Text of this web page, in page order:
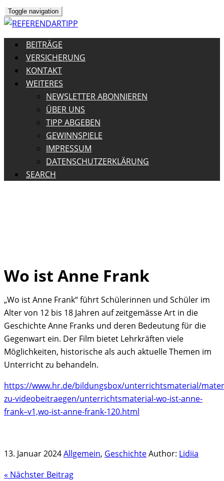
Toggle navigation
BEITRÄGE
VERSICHERUNG
KONTAKT
WEITERES
NEWSLETTER ABONNIEREN
ÜBER UNS
TIPP ABGEBEN
GEWINNSPIELE
IMPRESSUM
DATENSCHUTZERKLÄRUNG
SEARCH
Skip
content
Wo ist Anne Frank
„Wo ist Anne Frank“ führt Schülerinnen und Schüler im
Alter von 12 bis 18 Jahren auf zeitgemässe Art in die
Geschichte Anne Franks und deren Bedeutung für die
Gegenwart ein. Der Film bietet Lehrkräften viele
Möglichkeiten, historische als auch aktuelle Themen im
Unterricht zu behandeln.
https://www.hr.de/bildungsbox/unterrichtsmaterial/
zu-videobeitraegen/unterrichtsmaterial-wo-ist-anne-
frank–v1,wo-ist-anne-frank-120.html
13. Januar 2024Allgemein, GeschichteAuthor: Lidiia
« Nächster Beitrag